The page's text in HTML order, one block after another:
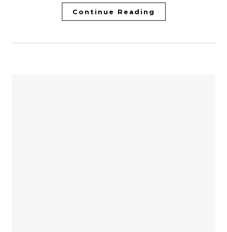
Continue Reading